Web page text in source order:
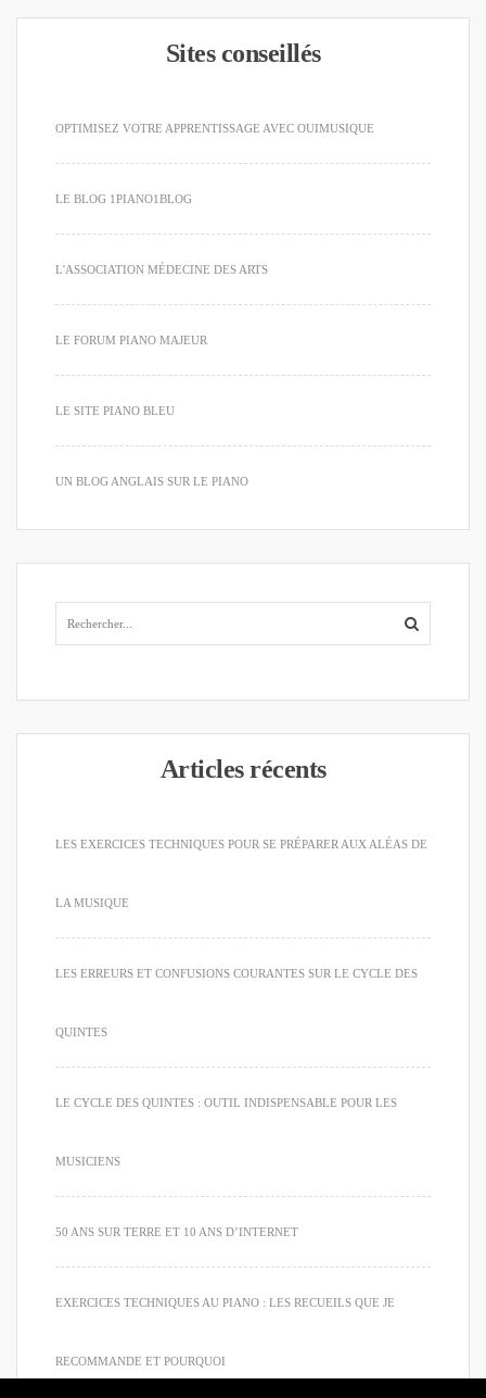
Sites conseillés
OPTIMISEZ VOTRE APPRENTISSAGE AVEC OUIMUSIQUE
LE BLOG 1PIANO1BLOG
L'ASSOCIATION MÉDECINE DES ARTS
LE FORUM PIANO MAJEUR
LE SITE PIANO BLEU
UN BLOG ANGLAIS SUR LE PIANO
Articles récents
LES EXERCICES TECHNIQUES POUR SE PRÉPARER AUX ALÉAS DE
LA MUSIQUE
LES ERREURS ET CONFUSIONS COURANTES SUR LE CYCLE DES
QUINTES
LE CYCLE DES QUINTES : OUTIL INDISPENSABLE POUR LES
MUSICIENS
50 ANS SUR TERRE ET 10 ANS D’INTERNET
EXERCICES TECHNIQUES AU PIANO : LES RECUEILS QUE JE
RECOMMANDE ET POURQUOI